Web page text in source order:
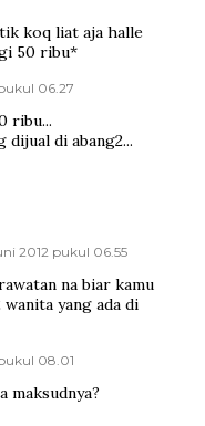
koq liat aja halle
50 ribu*
06.27
ribu...
dijual di abang2...
2012 pukul 06.55
na biar kamu
yang ada di
08.01
maksudnya?